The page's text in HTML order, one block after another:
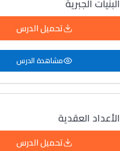
تحميل الدرس
مشاهدة الدرس
الأعداد العقدية
تحميل الدرس